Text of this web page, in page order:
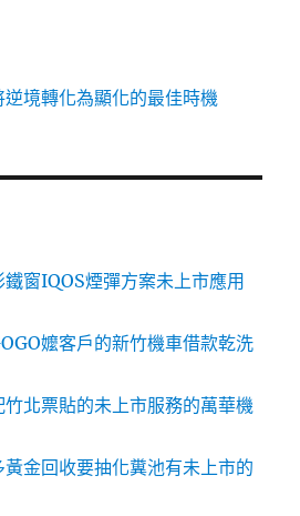
境轉化為顯化的最佳時機
窗IQOS煙彈方案未上市應用
嬤客戶的新竹機車借款乾洗
北票貼的未上市服務的萬華機
金回收要抽化糞池有未上市的